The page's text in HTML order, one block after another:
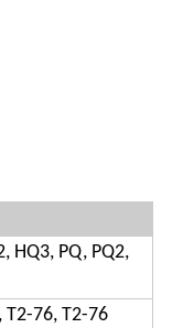
HQ3, PQ, PQ2,
T2-76, T2-76